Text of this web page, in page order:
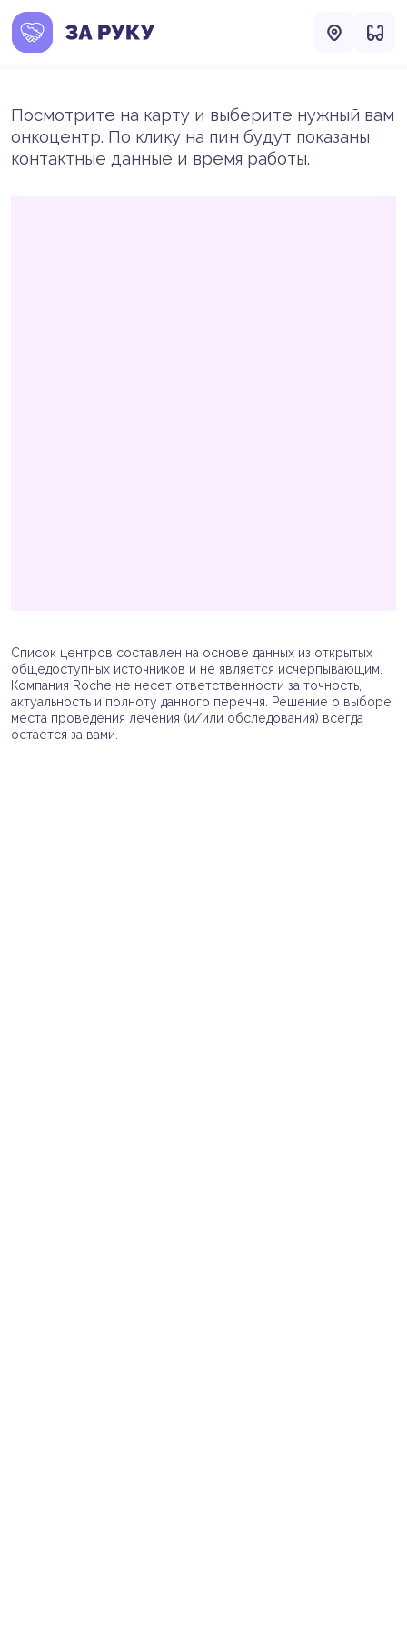
Посмотрите на карту и выберите нужный вам
онкоцентр. По клику на пин будут показаны
контактные данные и время работы.
Список центров составлен на основе данных из открытых
общедоступных источников и не является исчерпывающим.
Компания Roche не несет ответственности за точность,
актуальность и полноту данного перечня. Решение о выборе
места проведения лечения (и/или обследования) всегда
остается за вами.